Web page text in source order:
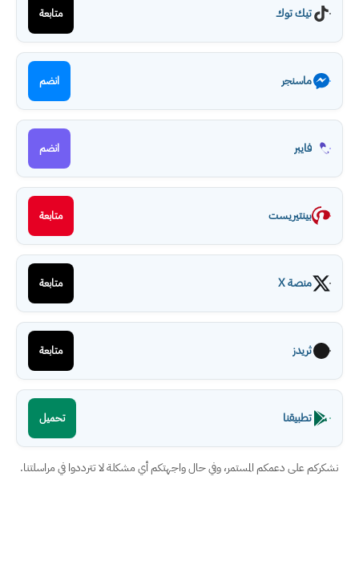
تيك توك متابعة
ماسنجر انضم
فايبر انضم
بينتيريست متابعة
منصة X متابعة
ثريدز متابعة
تطبيقنا تحميل
نشكركم على دعمكم المستمر، وفي حال واجهتكم أي مشكلة لا تترددوا في مراسلتنا.